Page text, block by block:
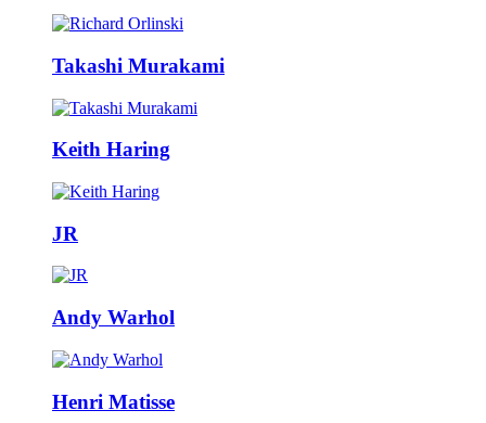
Takashi Murakami
Keith Haring
JR
Andy Warhol
Henri Matisse